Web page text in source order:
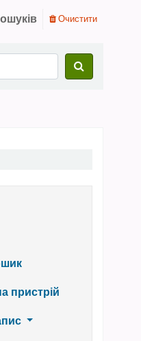
Очистити
пристрій